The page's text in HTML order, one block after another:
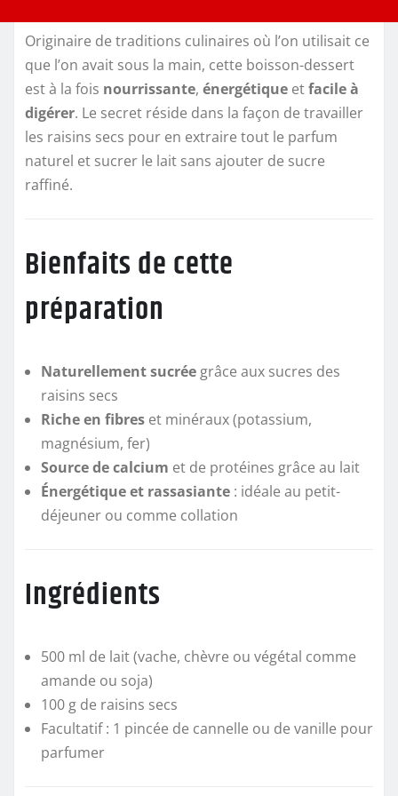
Originaire de traditions culinaires où l’on utilisait ce
que l’on avait sous la main, cette boisson-dessert
est à la fois nourrissante, énergétique etfacile à
digérer. Le secret réside dans la façon de travailler
les raisins secs pour en extraire tout le parfum
naturel et sucrer le lait sans ajouter de sucre
raffiné.
Bienfaits de cette
préparation
Naturellement sucrée grâce aux sucres des
raisins secs
Riche en fibres et minéraux (potassium,
magnésium, fer)
Source de calcium et de protéines grâce au lait
Énergétique et rassasiante : idéale au petit-
déjeuner ou comme collation
Ingrédients
500 ml de lait (vache, chèvre ou végétal comme
amande ou soja)
100 g de raisins secs
Facultatif : 1 pincée de cannelle ou de vanille pour
parfumer